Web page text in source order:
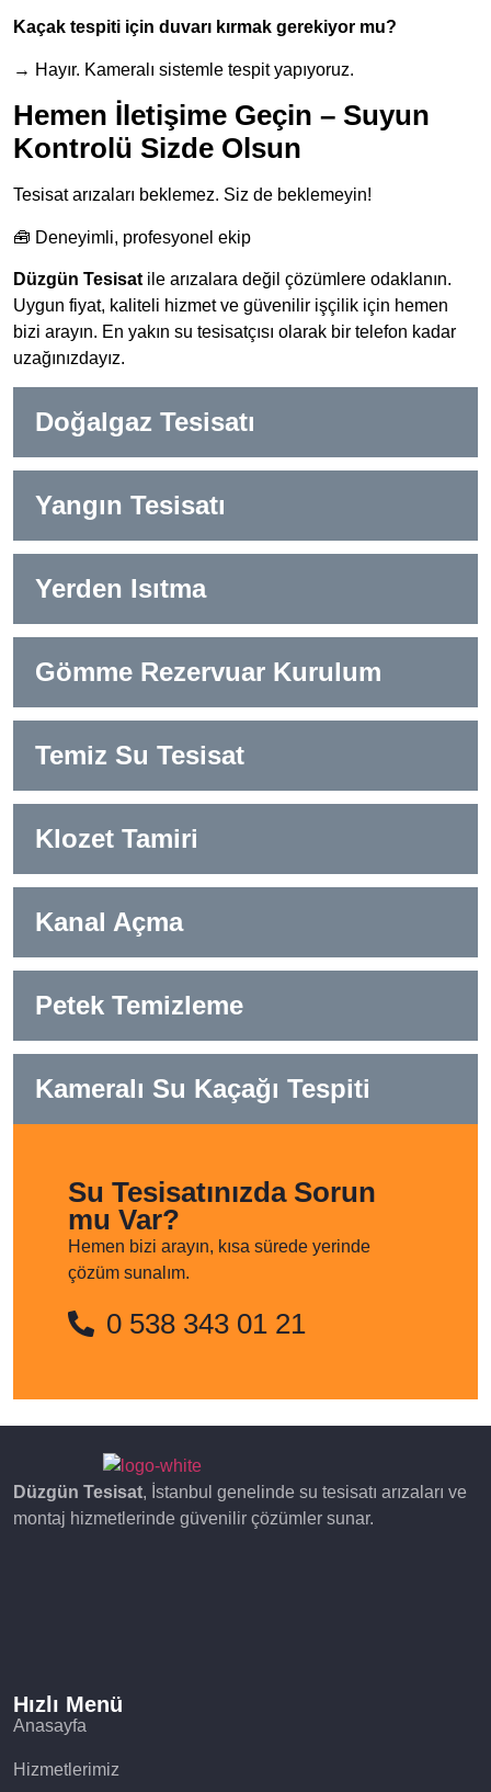
Doğalgaz Tesisatı
Yangın Tesisatı
Yerden Isıtma
Gömme Rezervuar Kurulum
Temiz Su Tesisat
Klozet Tamiri
Kanal Açma
Petek Temizleme
Kameralı Su Kaçağı Tespiti
Su Tesisatınızda Sorun
mu Var?
Hemen bizi arayın, kısa sürede yerinde
çözüm sunalım.
0 538 343 01 21
Kaçak tespiti için duvarı kırmak gerekiyor mu?
→ Hayır. Kameralı sistemle tespit yapıyoruz.
Hemen İletişime Geçin – Suyun
Kontrolü Sizde Olsun
Tesisat arızaları beklemez. Siz de beklemeyin!
🧰 Deneyimli, profesyonel ekip
Düzgün Tesisat ile arızalara değil çözümlere odaklanın.
Uygun fiyat, kaliteli hizmet ve güvenilir işçilik için hemen
bizi arayın. En yakın su tesisatçısı olarak bir telefon kadar
uzağınızdayız.
Düzgün Tesisat, İstanbul genelinde su tesisatı arızaları ve
montaj hizmetlerinde güvenilir çözümler sunar.
Hızlı Menü
Anasayfa
Hizmetlerimiz